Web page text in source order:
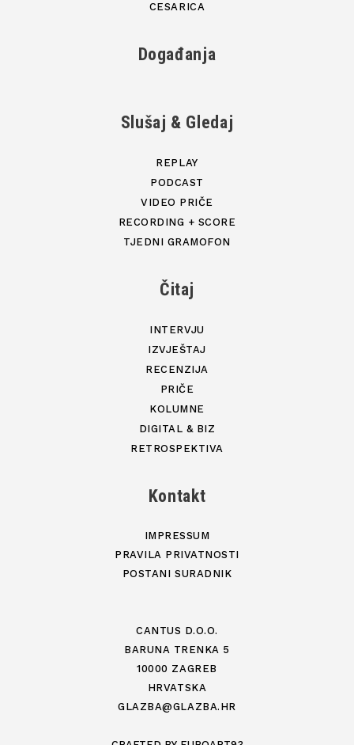
CESARICA
Događanja
Slušaj & Gledaj
REPLAY
PODCAST
VIDEO PRIČE
RECORDING + SCORE
TJEDNI GRAMOFON
Čitaj
INTERVJU
IZVJEŠTAJ
RECENZIJA
PRIČE
KOLUMNE
DIGITAL & BIZ
RETROSPEKTIVA
Kontakt
IMPRESSUM
PRAVILA PRIVATNOSTI
POSTANI SURADNIK
CANTUS D.O.O.
BARUNA TRENKA 5
10000 ZAGREB
HRVATSKA
GLAZBA@GLAZBA.HR